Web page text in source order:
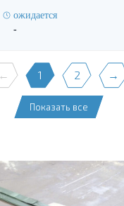
ожидается
-
← 1 2 →
Показать все